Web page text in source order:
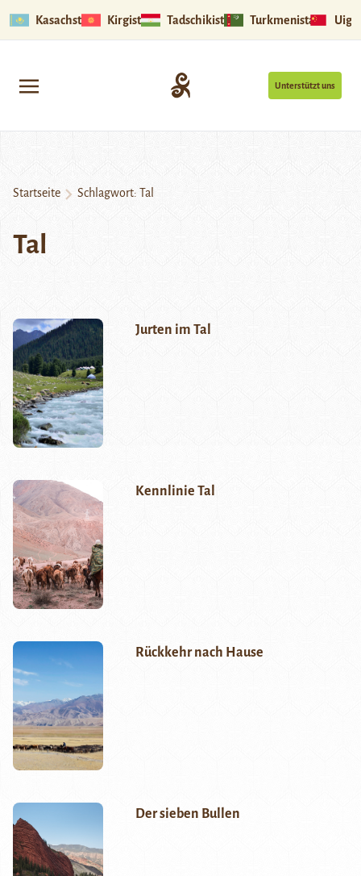
Kasachstan Kirgistan Tadschikistan Turkmenistan
Unterstützt uns
Startseite Schlagwort: Tal
Tal
Jurten im Tal
Kennlinie Tal
Rückkehr nach Hause
Der sieben Bullen